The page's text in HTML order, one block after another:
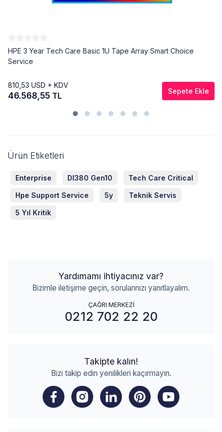
HPE 3 Year Tech Care Basic 1U Tape Array Smart Choice
Service
810,53 USD + KDV
46.568,55 TL Sepete Ekle
Ürün Etiketleri
Enterprise Dl380 Gen10 Tech Care Critical
Hpe Support Service 5y Teknik Servis
5 Yıl Kritik
Yardımamı ihtiyacınız var?
Bizimle iletişime geçin, sorularınızı yanıtlayalım.
ÇAĞRI MERKEZİ
0212 702 22 20
Takipte kalın!
Bizi takip edin yenilikleri kaçırmayın.